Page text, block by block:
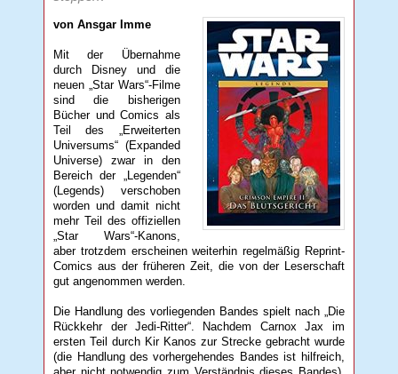
von Ansgar Imme
Mit der Übernahme
durch Disney und die
neuen „Star Wars“-Filme
sind die bisherigen
Bücher und Comics als
Teil des „Erweiterten
Universums“ (Expanded
Universe) zwar in den
Bereich der „Legenden“
(Legends) verschoben
worden und damit nicht
mehr Teil des offiziellen
„Star Wars“-Kanons,
aber trotzdem erscheinen weiterhin regelmäßig Reprint-
Comics aus der früheren Zeit, die von der Leserschaft
gut angenommen werden.
Die Handlung des vorliegenden Bandes spielt nach „Die
Rückkehr der Jedi-Ritter“. Nachdem Carnox Jax im
ersten Teil durch Kir Kanos zur Strecke gebracht wurde
(die Handlung des vorhergehendes Bandes ist hilfreich,